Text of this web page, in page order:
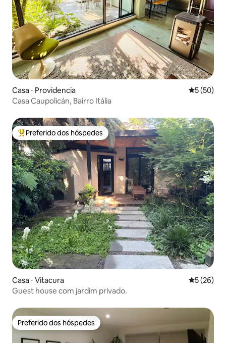
Casa ⋅ Providencia 5 de uma
5 (50)
Casa Caupolicán, Bairro Itália
Entre os melhores preferidos dos hóspedes
Preferido dos hóspedes
Casa ⋅ Vitacura 5 de uma
5 (26)
Guest house com jardim privado.
Preferido dos hóspedes
Preferido dos hóspedes